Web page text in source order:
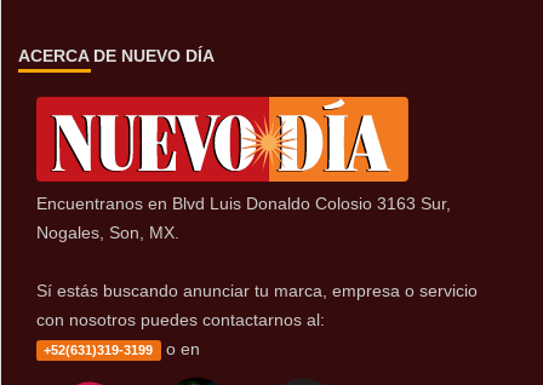
ACERCA DE NUEVO DÍA
Encuentranos en Blvd Luis Donaldo Colosio 3163 Sur,
Nogales, Son, MX.
Sí estás buscando anunciar tu marca, empresa o servicio
con nosotros puedes contactarnos al:
+52(631)319-3199 o en